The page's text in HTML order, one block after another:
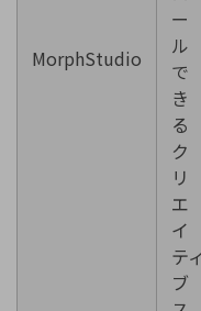
MorphStudio
ー
ル
で
き
る
ク
リ
エ
イ
ティ
ブ